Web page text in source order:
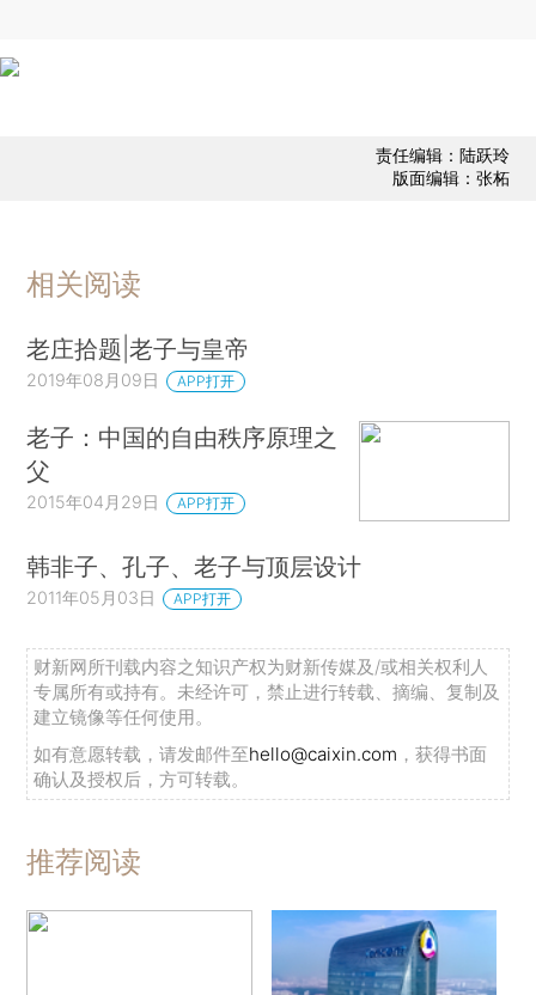
责任编辑：陆跃玲
版面编辑：张柘
相关阅读
老庄拾题|老子与皇帝
2019年08月09日 APP打开
老子：中国的自由秩序原理之
父
2015年04月29日 APP打开
韩非子、孔子、老子与顶层设计
2011年05月03日 APP打开
财新网所刊载内容之知识产权为财新传媒及/或相关权利人
专属所有或持有。未经许可，禁止进行转载、摘编、复制及
建立镜像等任何使用。
如有意愿转载，请发邮件至hello@caixin.com ，获得书面
确认及授权后，方可转载。
推荐阅读